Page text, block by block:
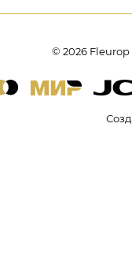
© 2026 Fleurop